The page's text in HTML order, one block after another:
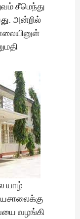
சீமெந்து
அன்றில்
யாழ்
வழங்கி